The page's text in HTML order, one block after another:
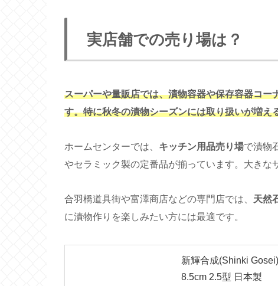
実店舗での売り場は？
スーパーや量販店では、漬物容器や保存容器コ
す。特に秋冬の漬物シーズンには取り扱いが増え
ホームセンターでは、 キッチン用品売り場で漬物
やセラミック製の定番品が揃っています。大きな
合羽橋道具街や富澤商店などの専門店では、 天然
に漬物作りを楽しみたい方には最適です。
新輝合成(Shinki
8.5cm 2.5型 日本製